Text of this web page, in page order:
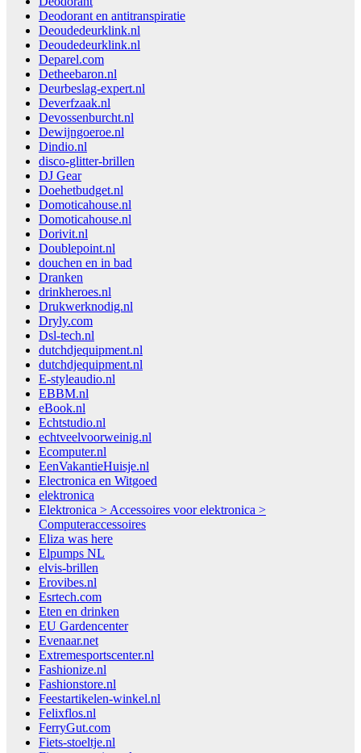
Deodorant en antitranspiratie
Deoudedeurklink.nl
Deoudedeurklink.nl
Deparel.com
Detheebaron.nl
Deurbeslag-expert.nl
Deverfzaak.nl
Devossenburcht.nl
Dewijngoeroe.nl
Dindio.nl
disco-glitter-brillen
DJ Gear
Doehetbudget.nl
Domoticahouse.nl
Domoticahouse.nl
Dorivit.nl
Doublepoint.nl
douchen en in bad
Dranken
drinkheroes.nl
Drukwerknodig.nl
Dryly.com
Dsl-tech.nl
dutchdjequipment.nl
dutchdjequipment.nl
E-styleaudio.nl
EBBM.nl
eBook.nl
Echtstudio.nl
echtveelvoorweinig.nl
Ecomputer.nl
EenVakantieHuisje.nl
Electronica en Witgoed
elektronica
Elektronica > Accessoires voor elektronica >
Computeraccessoires
Eliza was here
Elpumps NL
elvis-brillen
Erovibes.nl
Esrtech.com
Eten en drinken
EU Gardencenter
Evenaar.net
Extremesportscenter.nl
Fashionize.nl
Fashionstore.nl
Feestartikelen-winkel.nl
Felixflos.nl
FerryGut.com
Fiets-stoeltje.nl